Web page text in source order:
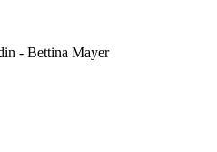
- Bettina Mayer